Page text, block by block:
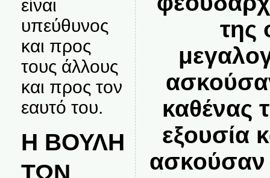
είναι
υπεύθυνος
και προς
τους άλλους
και προς τον
εαυτό του.
Η ΒΟΥΛΗ
ΤΩΝ
της
καθένας
εξουσία
ασκούσαν